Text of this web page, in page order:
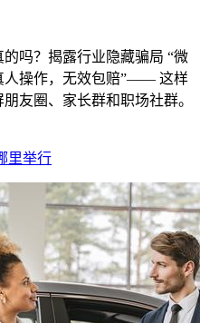
吗？揭露行业隐藏骗局 “微
人操作，无效包赔”—— 这样
友圈、家长群和职场社群。
里举行